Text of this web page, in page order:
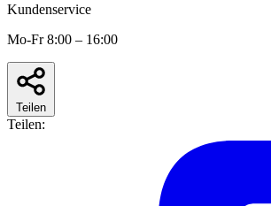
Kundenservice
Mo-Fr 8:00 – 16:00
Teilen
Teilen: